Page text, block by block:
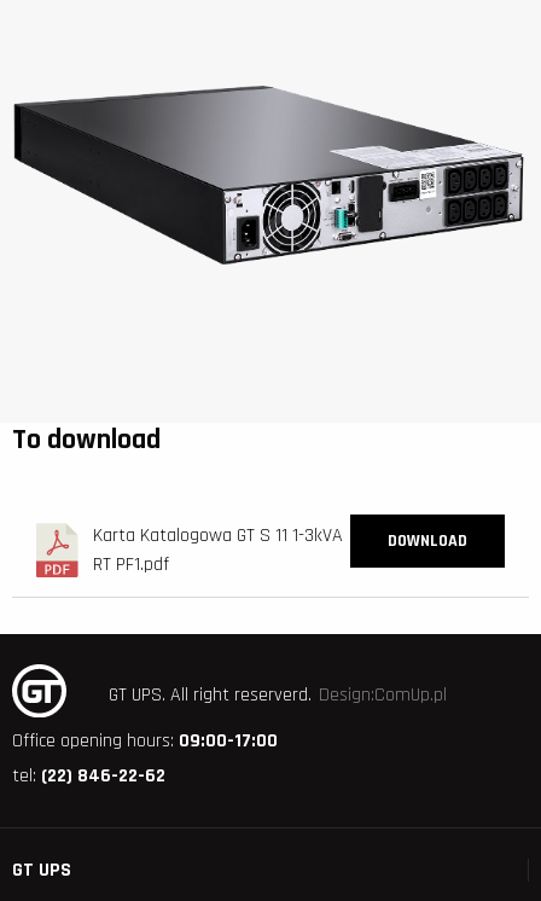
To download
Karta Katalogowa GT S 11 1-3kVA
RT PF1.pdf
DOWNLOAD
GT UPS. All right reserverd. Design:ComUp.pl
Office opening hours: 09:00-17:00
tel: (22) 846-22-62
GT UPS